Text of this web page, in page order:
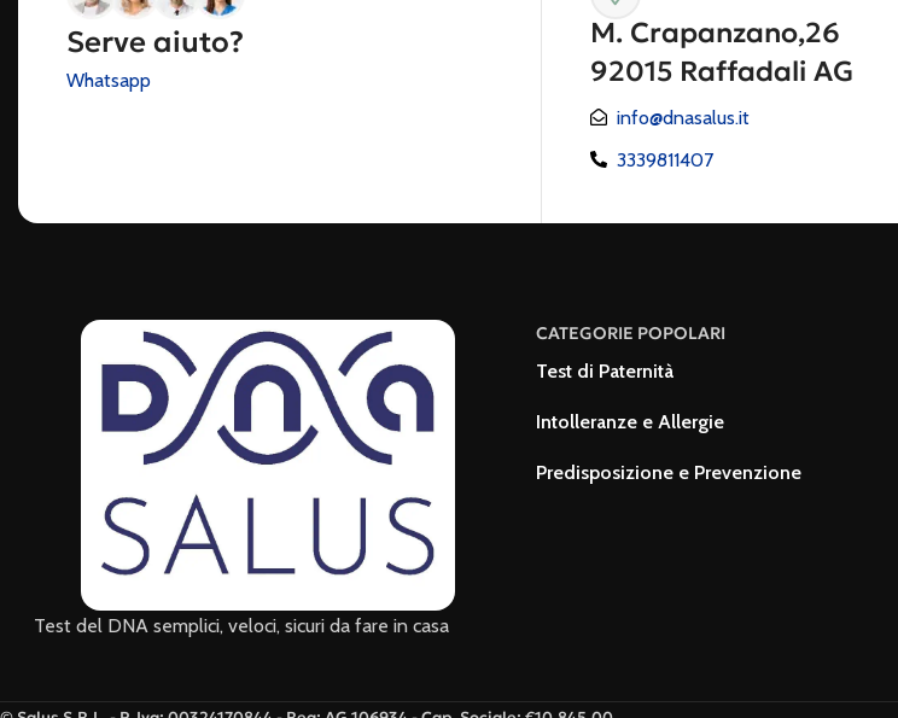
Serve aiuto?
Whatsapp
M. Crapanzano,26
92015 Raffadali AG
info@dnasalus.it
3339811407
Test del DNA semplici, veloci, sicuri da fare in casa
CATEGORIE POPOLARI
Test di Paternità
Intolleranze e Allergie
Predisposizione e Prevenzione